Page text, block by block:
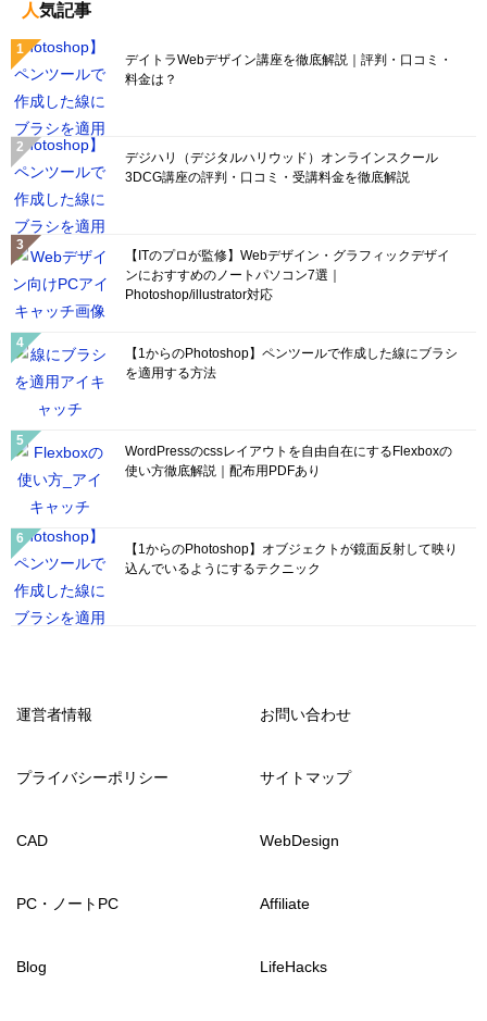
人気記事
デイトラWebデザイン講座を徹底解説｜評判・口コミ・
料金は？
デジハリ（デジタルハリウッド）オンラインスクール
3DCG講座の評判・口コミ・受講料金を徹底解説
【ITのプロが監修】Webデザイン・グラフィックデザイ
ンにおすすめのノートパソコン7選｜
Photoshop/illustrator対応
【1からのPhotoshop】ペンツールで作成した線にブラシ
を適用する方法
WordPressのcssレイアウトを自由自在にするFlexboxの
使い方徹底解説｜配布用PDFあり
【1からのPhotoshop】オブジェクトが鏡面反射して映り
込んでいるようにするテクニック
運営者情報 お問い合わせ
プライバシーポリシー サイトマップ
CAD WebDesign
PC・ノートPC Affiliate
Blog LifeHacks